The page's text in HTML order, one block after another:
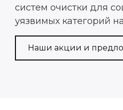
систем очистки для
уязвимых категорий
Наши акции и